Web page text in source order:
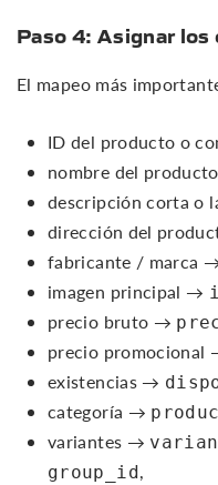
Paso 4: Asignar
El mapeo más
ID del producto o
nombre del
descripción corta o
dirección del
fabricante / marca
imagen principal →
precio bruto →
precio promocional
existencias →
categoría →
variantes →
group_id ,